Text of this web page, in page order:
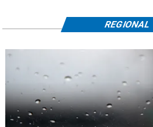
REGIONAL